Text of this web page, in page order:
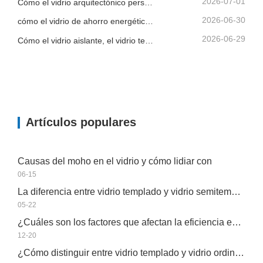
cómo el vidrio de ahorro energético, el vidrio laminado y el vidrio impreso apoyan un mejor diseño de edificios 2026-06-30
2026-06-29
Artículos populares
Causas del moho en el vidrio y cómo lidiar con
06-15
La diferencia entre vidrio templado y vidrio semitemplado
05-22
¿Cuáles son los factores que afectan la eficiencia energética del vidrio aislante?
12-20
¿Cómo distinguir entre vidrio templado y vidrio ordinario?